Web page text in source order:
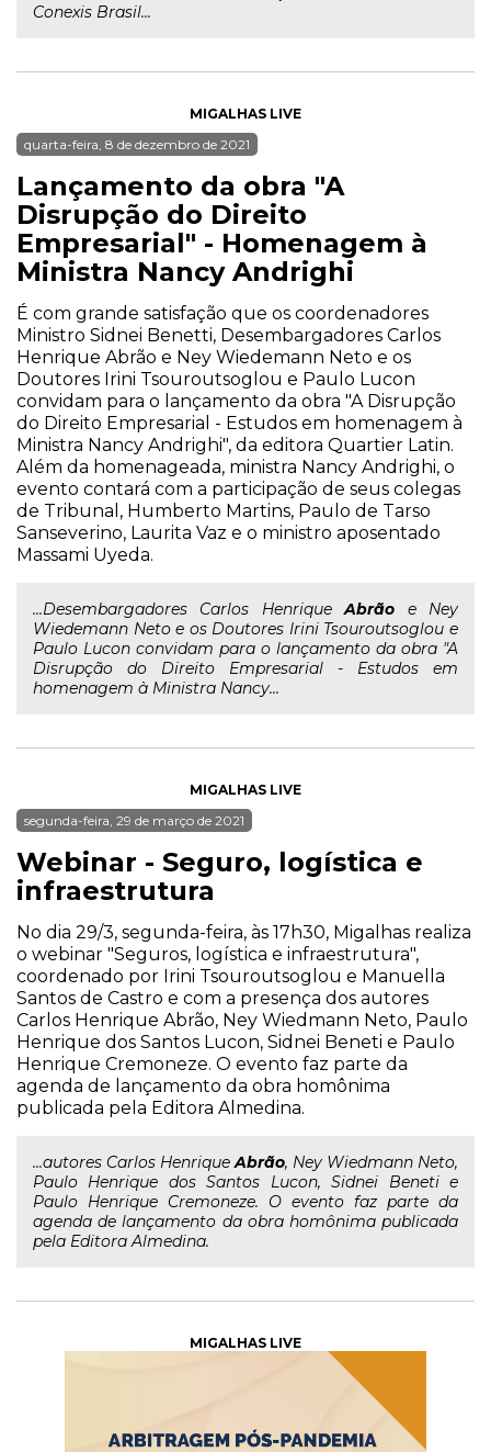
Conexis Brasil...
MIGALHAS LIVE
quarta-feira, 8 de dezembro de 2021
Lançamento da obra "A
Disrupção do Direito
Empresarial" - Homenagem à
Ministra Nancy Andrighi
É com grande satisfação que os coordenadores
Ministro Sidnei Benetti, Desembargadores Carlos
Henrique Abrão e Ney Wiedemann Neto e os
Doutores Irini Tsouroutsoglou e Paulo Lucon
convidam para o lançamento da obra "A Disrupção
do Direito Empresarial - Estudos em homenagem à
Ministra Nancy Andrighi", da editora Quartier Latin.
Além da homenageada, ministra Nancy Andrighi, o
evento contará com a participação de seus colegas
de Tribunal, Humberto Martins, Paulo de Tarso
Sanseverino, Laurita Vaz e o ministro aposentado
Massami Uyeda.
...Desembargadores Carlos HenriqueAbrão e Ney
Wiedemann Neto e os Doutores Irini Tsouroutsoglou e
Paulo Lucon convidam para o lançamento da obra "A
Disrupção do Direito Empresarial - Estudos em
homenagem à Ministra Nancy...
MIGALHAS LIVE
segunda-feira, 29 de março de 2021
Webinar - Seguro, logística e
infraestrutura
No dia 29/3, segunda-feira, às 17h30, Migalhas realiza
o webinar "Seguros, logística e infraestrutura",
coordenado por Irini Tsouroutsoglou e Manuella
Santos de Castro e com a presença dos autores
Carlos Henrique Abrão, Ney Wiedmann Neto, Paulo
Henrique dos Santos Lucon, Sidnei Beneti e Paulo
Henrique Cremoneze. O evento faz parte da
agenda de lançamento da obra homônima
publicada pela Editora Almedina.
...autores Carlos HenriqueAbrão, Ney Wiedmann Neto,
Paulo Henrique dos Santos Lucon, Sidnei Beneti e
Paulo Henrique Cremoneze. O evento faz parte da
agenda de lançamento da obra homônima publicada
pela Editora Almedina.
MIGALHAS LIVE